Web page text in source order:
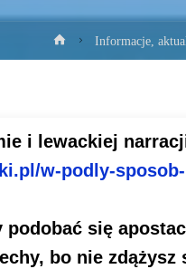
Strona
główna
Informacje,
i lewackiej
w-podly-
podobać się
bo nie